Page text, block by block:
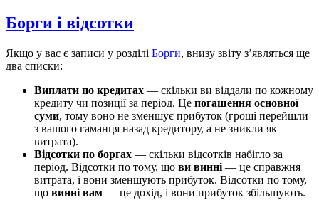
Борги і відсотки
Якщо у вас є записи у розділі Борги, внизу звіту зʼявляться ще
два списки:
Виплати по кредитах — скільки ви віддали по кожному
кредиту чи позиції за період. Це погашення основної
суми, тому воно не зменшує прибуток (гроші перейшли
з вашого гаманця назад кредитору, а не зникли як
витрата).
Відсотки по боргах — скільки відсотків набігло за
період. Відсотки по тому, що ви винні — це справжня
витрата, і вони зменшують прибуток. Відсотки по тому,
що винні вам — це дохід, і вони прибуток збільшують.